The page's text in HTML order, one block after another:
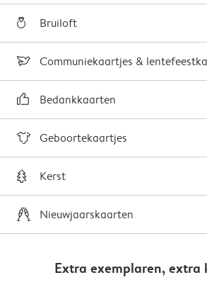
Bruiloft
Communiekaartjes &
Bedankkaarten
Geboortekaartjes
Kerst
Nieuwjaarskaarten
Extra exemplaren, extra